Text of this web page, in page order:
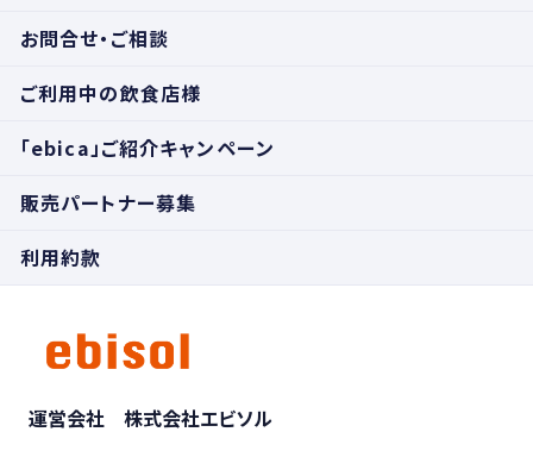
お問合せ・ご相談
ご利用中の飲食店様
「ebica」ご紹介キャンペーン
販売パートナー募集
利用約款
運営会社 株式会社エビソル